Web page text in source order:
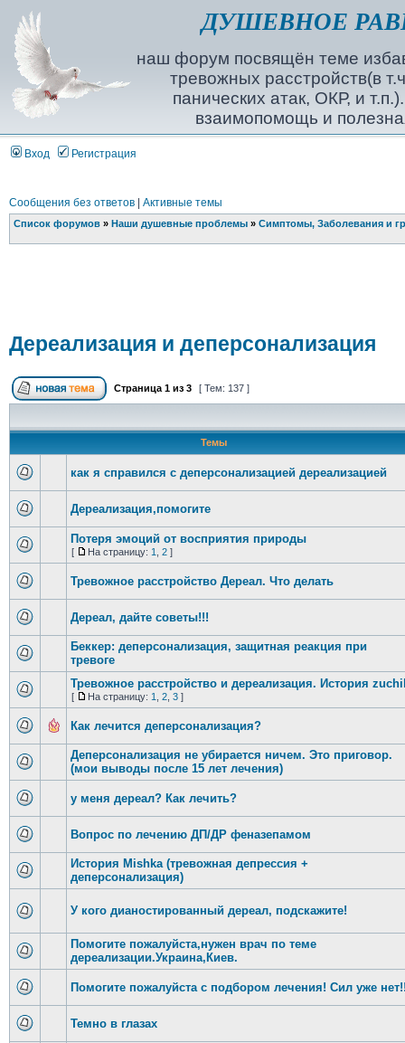
ДУШЕВНОЕ
наш форум посвящён теме
тревожных расстройств(в
панических атак, ОКР, и
взаимопомощь и
Вход Регистрация
Сообщения без ответов| Активные темы
Список форумов» Наши душевные проблемы» Симптомы, Заболевания и
Дереализация и деперсонализация
Страница 1из 3 [ Тем: 137 ]
Темы
как я справился с деперсонализацией дереализацией
Дереализация,помогите
Потеря эмоций от восприятия природы
[ На страницу: 1 2]
Тревожное расстройство Дереал. Что делать
Дереал, дайте советы!!!
Беккер: деперсонализация, защитная реакция при
тревоге
Тревожное расстройство и дереализация. История
[ На страницу: 1 2, 3]
Как лечится деперсонализация?
Деперсонализация не убирается ничем. Это приговор.
(мои выводы после 15 лет лечения)
у меня дереал? Как лечить?
Вопрос по лечению ДП/ДР феназепамом
История Mishka (тревожная депрессия +
деперсонализация)
У кого дианостированный дереал, подскажите!
Помогите пожалуйста,нужен врач по теме
дереализации.Украина,Киев.
Помогите пожалуйста с подбором лечения! Сил уже
Темно в глазах